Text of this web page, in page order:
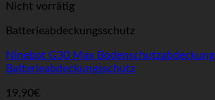
Nicht vorrätig
Batterieabdeckungsschutz
Ninebot G30 Max Bodenschutzabdeckung
Batterieabdeckungsschutz
19,90€